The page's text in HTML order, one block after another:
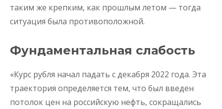
таким же крепким, как прошлым летом — тогда
ситуация была противоположной.
Фундаментальная слабость
«Курс рубля начал падать с декабря 2022 года. Эта
траектория определяется тем, что был введен
потолок цен на российскую нефть, сокращались